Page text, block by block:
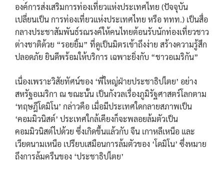
องค์การส่งเสริมการท่องเที่ยวแห่งประเทศไทย (ปัจจุบัน
เปลี่ยนเป็น การท่องเที่ยวแห่งประเทศไทย หรือ ททท.) เป็นสื่อ
กลางประชาสัมพันธ์รณรงค์ให้คนไทยต้อนรับนักท่องเที่ยวชาว
ต่างชาติด้วย “รอยยิ้ม” ที่ดูเป็นมิตรเข้าถึงง่าย สร้างความรู้สึก
ปลอดภัย ยินดีพร้อมให้บริการ เฉพาะยิ่งกับ “ชาวอเมริกัน”
เนื่องเพราะวิสัยทัศน์ของ ‘พี่ใหญ่ฝ่ายประชาธิปไตย’ อย่าง
สหรัฐอเมริกา ณ ขณะนั้น เป็นกังวลเรื่องภูมิรัฐศาสตร์โลกตาม
‘ทฤษฎีโดมิโน’ กล่าวคือ เมื่อมีประเทศใดกลายสภาพเป็น
‘คอมมิวนิสต์’ ประเทศใกล้เคียงก็จะพลอยล้มตัวเป็น
คอมมิวนิสต์ไปด้วย ซึ่งเกิดขึ้นแล้วกับ จีน เกาหลีเหนือ และ
เวียดนามเหนือ เปรียบเสมือนการล้มตัวของ ‘โดมิโน’ ซึ่งหมาย
ถึงการล้มครืนของ ‘ประชาธิปไตย’